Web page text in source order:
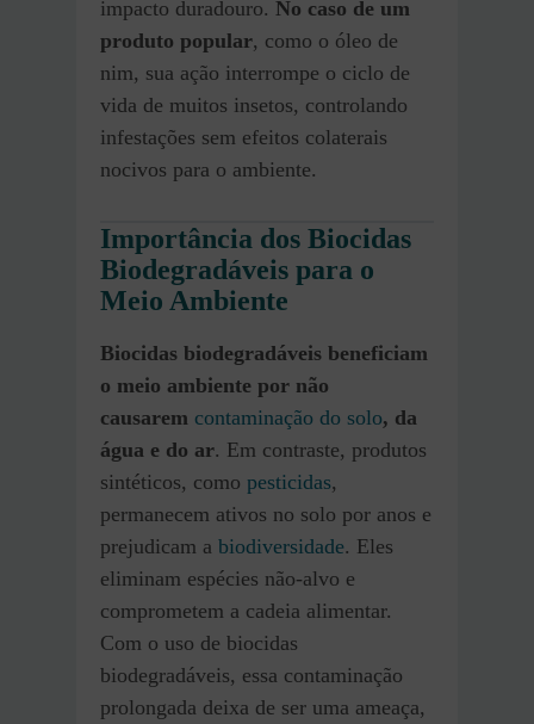
impacto duradouro. No caso de um
produto popular, como o óleo de
nim, sua ação interrompe o ciclo de
vida de muitos insetos, controlando
infestações sem efeitos colaterais
nocivos para o ambiente.
Importância dos Biocidas
Biodegradáveis para o
Meio Ambiente
Biocidas biodegradáveis beneficiam
o meio ambiente por não
causarem contaminação do solo, da
água e do ar. Em contraste, produtos
sintéticos, como pesticidas,
permanecem ativos no solo por anos e
prejudicam a biodiversidade. Eles
eliminam espécies não-alvo e
comprometem a cadeia alimentar.
Com o uso de biocidas
biodegradáveis, essa contaminação
prolongada deixa de ser uma ameaça,